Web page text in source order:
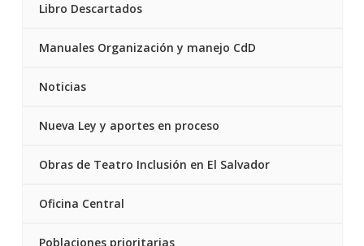
Libro Descartados
Manuales Organización y manejo CdD
Noticias
Nueva Ley y aportes en proceso
Obras de Teatro Inclusión en El Salvador
Oficina Central
Poblaciones prioritarias